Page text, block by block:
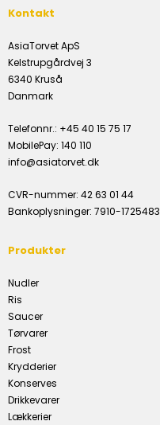
Kontakt
AsiaTorvet ApS
Kelstrupgårdvej 3
6340 Kruså
Danmark
Telefonnr.: +45 40 15 75 17
MobilePay: 140 110
info@asiatorvet.dk
CVR-nummer: 42 63 01 44
Bankoplysninger: 7910-1725483
Produkter
Nudler
Ris
Saucer
Tørvarer
Frost
Krydderier
Konserves
Drikkevarer
Lækkerier